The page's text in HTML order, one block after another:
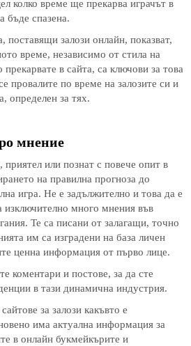
колко време ще прекарва играчът в
бъде спазена.
поставящи залози онлайн, показват,
време, независимо от стила на
прекарвате в сайта, са ключови за това
провалите по време на залозите си и
определен за тях.
мнение
или познат с повече опит в
на правилна прогноза до
игра. Не е задължително и това да е
изключително много мнения във
Те са писани от залагащи, точно
им са изградени на база личен
ценна информация от първо лице.
коментари и постове, за да сте
в тази динамична индустрия.
за залози какъвто е
има актуална информация за
в онлайн букмейкърите и